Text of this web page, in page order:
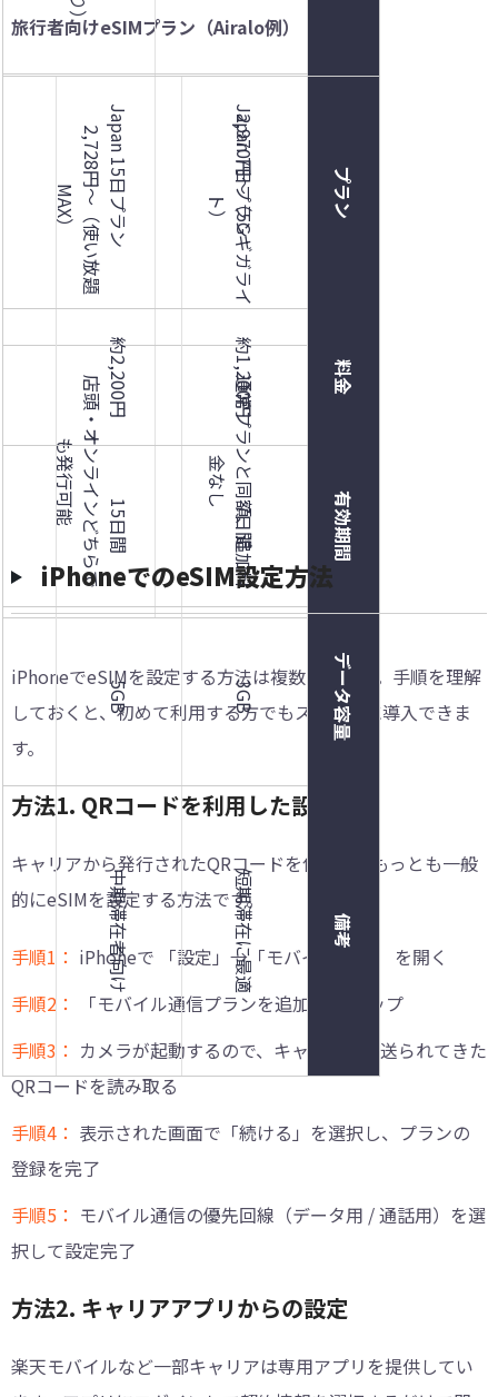
月額料金（目安）
備考
2
,
9
7
0
円
〜
（
5
G
ギ
ガ
ラ
イ
ト
）
通
常
プ
ラ
ン
と
同
額
、
追
加
料
金な
し
2
,
7
2
8
円
〜
（
使
い
放
題
MA
X
）
店
頭
・
オ
ン
ラ
イ
ン
ど
ち
ら
で
も発
行
可
能
旅行者向けeSIMプラン（Airalo例）
プラン
料金
有効期間
データ容量
備考
Japan 7日プラン
約1,200円
7日間
3GB
短期滞在に最適
Japan 15日プラン
約2,200円
15日間
5GB
中期滞在者向け
iPhoneでのeSIM設定方法
iPhoneでeSIMを設定する方法は複数あります。手順を理解
しておくと、初めて利用する方でもスムーズに導入できま
す。
方法1. QRコードを利用した設定
キャリアから発行されたQRコードを使って、もっとも一般
的にeSIMを設定する方法です。
手順1： iPhoneで 「設定」→「モバイル通信」 を開く
手順2：
「モバイル通信プランを追加」 をタップ
手順3： カメラが起動するので、キャリアから送られてきた
QRコードを読み取る
手順4： 表示された画面で「続ける」を選択し、プランの
登録を完了
手順5： モバイル通信の優先回線（データ用 / 通話用）を選
択して設定完了
方法2. キャリアアプリからの設定
楽天モバイルなど一部キャリアは専用アプリを提供してい